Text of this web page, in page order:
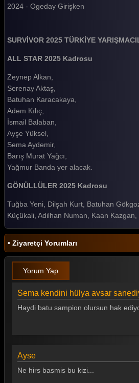
Survivor 2025 95. Bölüm
Survivor 2025 94. Bölüm
Survivor 2025 93. Bölüm
Survivor 2025 92. Bölüm
Survivor 2025 91. Bölüm
Survivor 2025 90. Bölüm
Survivor 2025 88. Bölüm
Survivor 2025 87. Bölüm
Survivor 2025 86. Bölüm
Survivor 2025 85. Bölüm
Survivor 2025 84. Bölüm
Survivor 2025 83. Bölüm
2024 - Ogeday Girişken
SURVİVOR 2025 TÜRKİYE
ALL STAR 2025 Kadrosu
Zeynep Alkan,
Serenay Aktaş,
Batuhan Karacakaya,
Adem Kılıç,
İsmail Balaban,
Ayşe Yüksel,
Sema Aydemir,
Barış Murat Yağcı,
Yağmur Banda yer alacak.
GÖNÜLLÜLER 2025 Kadrosu
Tuğba Yeni, Dilşah Kurt, Batuhan
Küçükali, Adilhan Numan, Kaan Kazgan,
• Ziyaretçi Yorumları
Yorum Yap
Sema kendini hülya avsar
Haydi batu sampion olursun hak
Ayse
Ne hirs basmis bu kizi...